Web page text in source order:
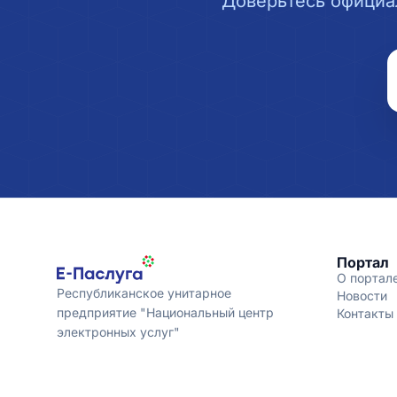
Республиканское унитарное
предприятие "Национальный центр
электронных услуг"
Портал
О
Новости
Контакты